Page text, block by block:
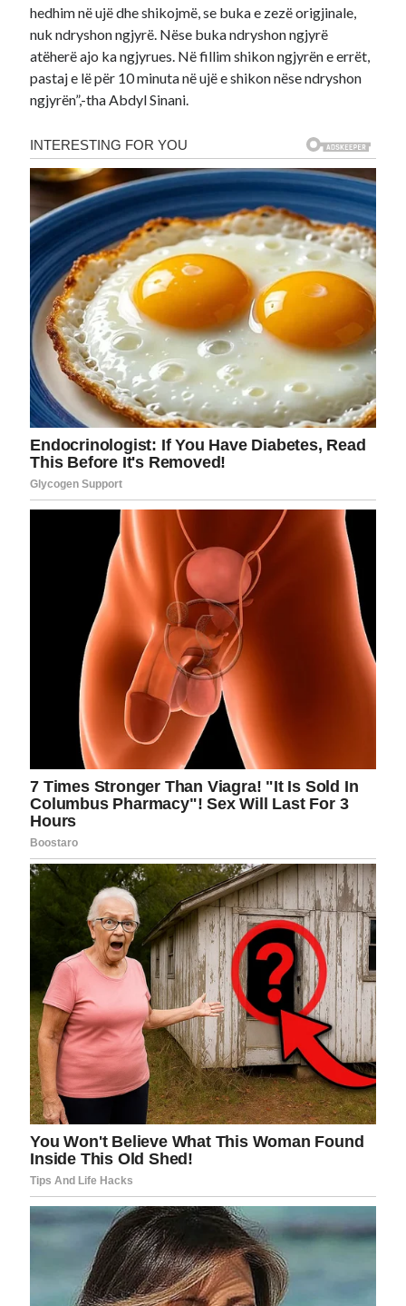
hedhim në ujë dhe shikojmë, se buka e zezë origjinale,
nuk ndryshon ngjyrë. Nëse buka ndryshon ngjyrë
atëherë ajo ka ngjyrues. Në fillim shikon ngjyrën e errët,
pastaj e lë për 10 minuta në ujë e shikon nëse ndryshon
ngjyrën”,-tha Abdyl Sinani.